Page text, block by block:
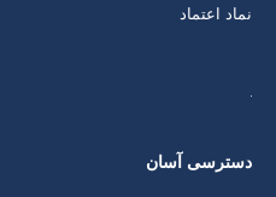
نماد اعتماد
دسترسی آسان